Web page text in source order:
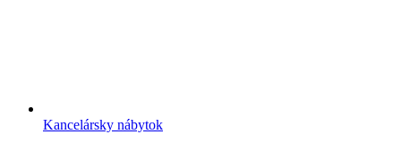
Kancelársky nábytok